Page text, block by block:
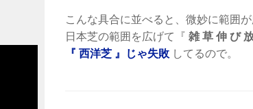
こんな具合に並べると、微妙に範囲
日本芝の範囲を広げて『 雑 草 伸 び
『 西洋芝 』じゃ失敗 してるので。